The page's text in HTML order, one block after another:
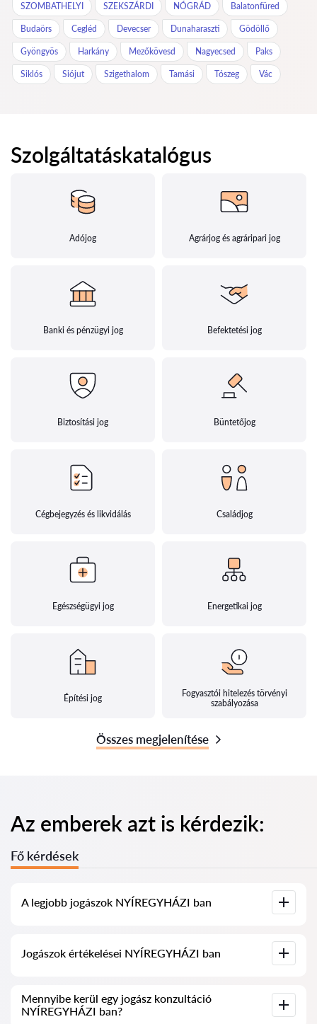
SZOMBATHELYI SZEKSZÁRDI NÓGRÁD Balatonfüred
Budaörs Cegléd Devecser Dunaharaszti Gödöllő
Gyöngyös Harkány Mezőkövesd Nagyecsed Paks
Siklós Siójut Szigethalom Tamási Tószeg Vác
Szolgáltatáskatalógus
Adójog Agrárjog és agráripari jog
Banki és pénzügyi jog Befektetési jog
Biztosítási jog Büntetőjog
Cégbejegyzés és likvidálás Családjog
Egészségügyi jog Energetikai jog
Építési jog
Fogyasztói hitelezés törvényi
szabályozása
Összes megjelenítése
Az emberek azt is kérdezik:
Fő kérdések
A legjobb jogászok NYÍREGYHÁZI ban
ben, teljes információval. Árak, értékelések, telefonszám és
cím.
Jogászok értékelései NYÍREGYHÁZI ban
jogászokról, nem töröljük a negatív véleményeket, és nincs
lehetőség manipulálni azokat.
Mennyibe kerül egy jogász konzultáció
NYÍREGYHÁZI ban?